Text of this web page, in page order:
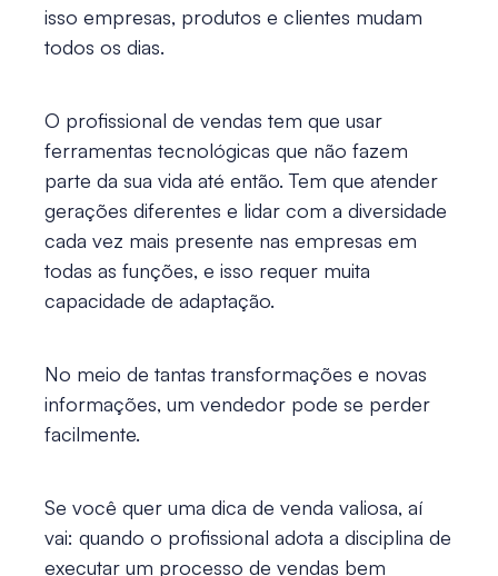
isso empresas, produtos e clientes mudam
todos os dias.
O profissional de vendas tem que usar
ferramentas tecnológicas que não fazem
parte da sua vida até então. Tem que atender
gerações diferentes e lidar com a diversidade
cada vez mais presente nas empresas em
todas as funções, e isso requer muita
capacidade de adaptação.
No meio de tantas transformações e novas
informações, um vendedor pode se perder
facilmente.
Se você quer uma dica de venda valiosa, aí
vai: quando o profissional adota a disciplina de
executar um processo de vendas bem